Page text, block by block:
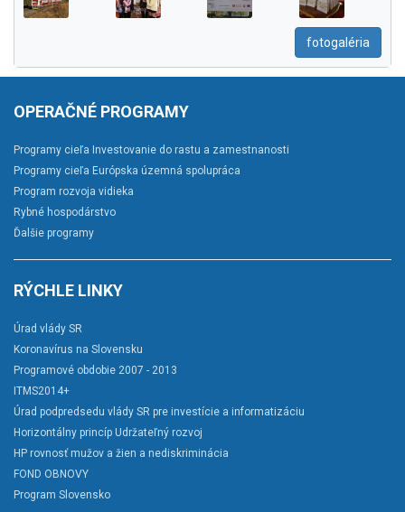
fotogaléria
OPERAČNÉ PROGRAMY
Programy cieľa Investovanie do rastu a zamestnanosti
Programy cieľa Európska územná spolupráca
Program rozvoja vidieka
Rybné hospodárstvo
Ďalšie programy
RÝCHLE LINKY
Úrad vlády SR
Koronavírus na Slovensku
Programové obdobie 2007 - 2013
ITMS2014+
Úrad podpredsedu vlády SR pre investície a informatizáciu
Horizontálny princíp Udržateľný rozvoj
HP rovnosť mužov a žien a nediskriminácia
FOND OBNOVY
Program Slovensko